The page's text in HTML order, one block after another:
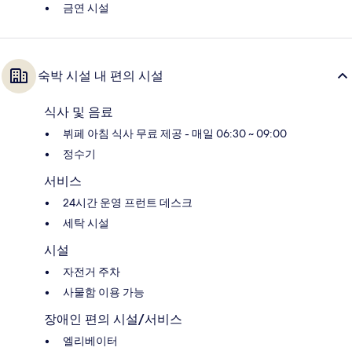
금연 시설
숙박 시설 내 편의 시설
식사 및 음료
뷔페 아침 식사 무료 제공 - 매일 06:30 ~ 09:00
정수기
서비스
24시간 운영 프런트 데스크
세탁 시설
시설
자전거 주차
사물함 이용 가능
장애인 편의 시설/서비스
엘리베이터